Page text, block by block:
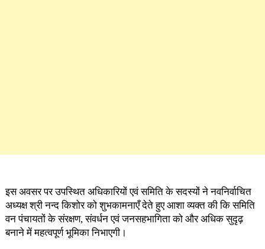
इस अवसर पर उपस्थित अधिकारियों एवं समिति के सदस्यों ने नवनिर्वाचित
अध्यक्ष श्री नन्द किशोर को शुभकामनाएँ देते हुए आशा व्यक्त की कि समिति
वन पंचायतों के संरक्षण, संवर्धन एवं जनसहभागिता को और अधिक सुदृढ़
बनाने में महत्वपूर्ण भूमिका निभाएगी।